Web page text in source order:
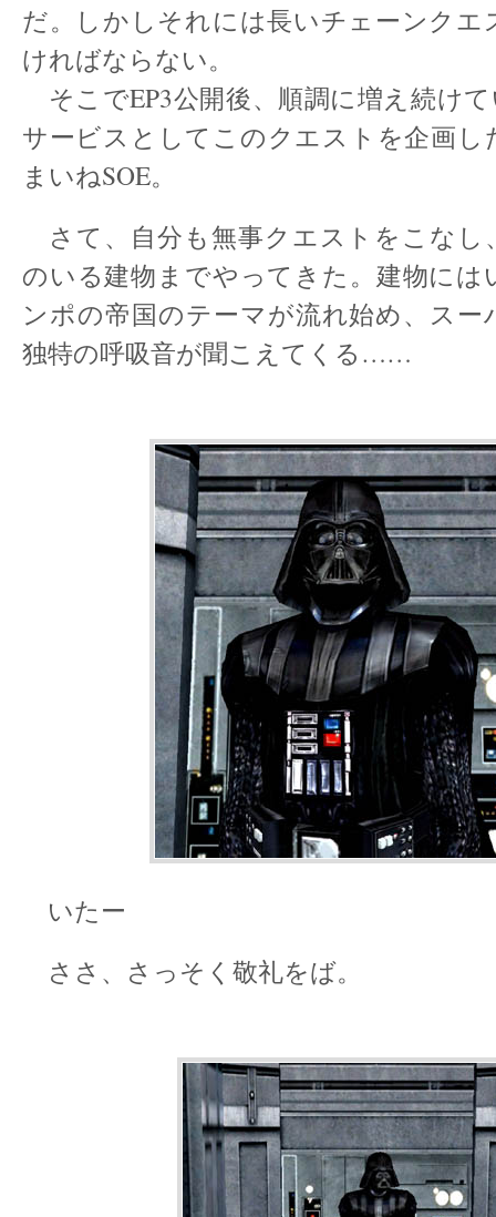
だ。しかしそれには長いチェーンクエ
ければならない。
そこでEP3公開後、順調に増え続けて
サービスとしてこのクエストを企画し
まいねSOE。
さて、自分も無事クエストをこなし
のいる建物までやってきた。建物には
ンポの帝国のテーマが流れ始め、スー
独特の呼吸音が聞こえてくる……
いたー
ささ、さっそく敬礼をば。